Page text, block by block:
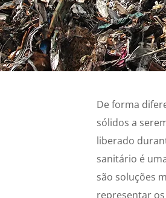
De forma
sólidos a
liberado
sanitário é
são soluções
representar